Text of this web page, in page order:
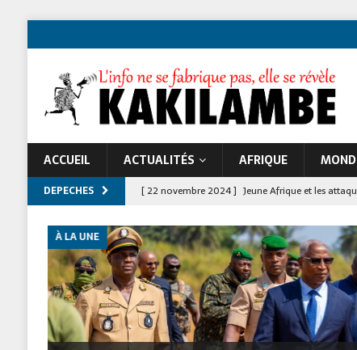
ACCUEIL ACTUALITÉS AFRIQUE
DEPECHES [ 7 février 2020 ] Déclaration N°001/FNDC/
À LA UNE
À LA UNE